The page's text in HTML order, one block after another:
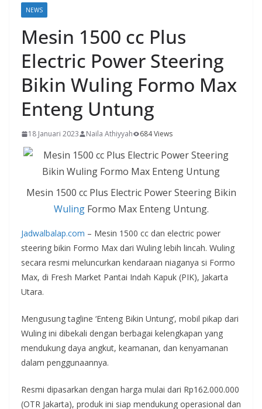
NEWS
Mesin 1500 cc Plus
Electric Power Steering
Bikin Wuling Formo Max
Enteng Untung
18 Januari 2023 Naila Athiyyah 684 Views
Mesin 1500 cc Plus Electric Power Steering Bikin
WulingFormo Max Enteng Untung.
Jadwalbalap.com – Mesin 1500 cc dan electric power
steering bikin Formo Max dari Wuling lebih lincah. Wuling
secara resmi meluncurkan kendaraan niaganya si Formo
Max, di Fresh Market Pantai Indah Kapuk (PIK), Jakarta
Utara.
Mengusung tagline ‘Enteng Bikin Untung’, mobil pikap dari
Wuling ini dibekali dengan berbagai kelengkapan yang
mendukung daya angkut, keamanan, dan kenyamanan
dalam penggunaannya.
Resmi dipasarkan dengan harga mulai dari Rp162.000.000
(OTR Jakarta), produk ini siap mendukung operasional dan